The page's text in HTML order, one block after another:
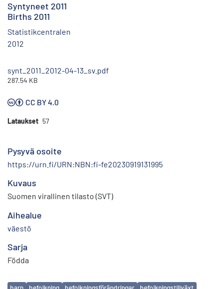
Syntyneet 2011
Births 2011
Statistikcentralen
2012
synt_2011_2012-04-13_sv.pdf
287.54 KB
CC BY 4.0
Lataukset 57
Pysyvä osoite
https://urn.fi/URN:NBN:fi-fe20230919131995
Kuvaus
Suomen virallinen tilasto (SVT)
Aihealue
väestö
Sarja
Födda
Avainsanat
barn befolkning befolkningsförändringar
befolkningstillväxt